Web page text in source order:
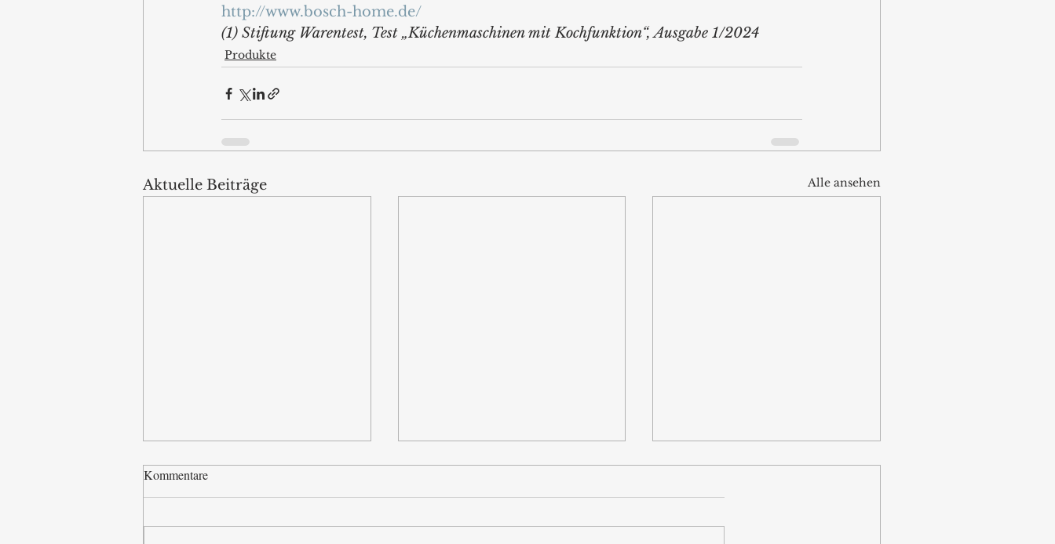
http://www.bosch-home.de/
(1) Stiftung Warentest, Test „Küchenmaschinen mit Kochfunktion“, Ausgabe 1/2024
Produkte
Aktuelle Beiträge Alle ansehen
Kommentare